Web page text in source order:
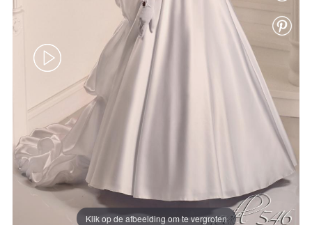
Klik op de afbeelding om te vergroten